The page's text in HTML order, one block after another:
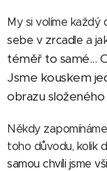
My si volíme každý
sebe v zrcadle a
téměř to samé...
Jsme kouskem
obrazu
Někdy
toho důvodu, kolik
samou chvíli jsme